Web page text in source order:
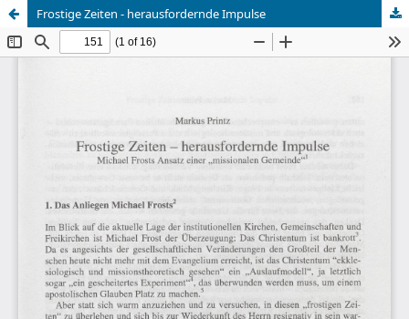
Frostige Zeiten - herausfordernde Impulse